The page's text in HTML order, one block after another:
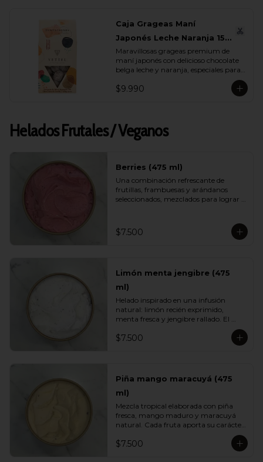
Caja Grageas Maní
Japonés Leche Naranja 150
Gramos
Maravillosas grageas premium de
maní japonés con delicioso chocolate
belga leche y naranja, especiales para
quieres.
$9.990
Helados Frutales / Veganos
Berries (475 ml)
Una combinación refrescante de
frutillas, frambuesas y arándanos
seleccionados, mezclados para lograr
textura ligera lo convierten en un
helado fresco, aromático y perfecto
$7.500
Limón menta jengibre (475
ml)
Helado inspirado en una infusión
natural: limón recién exprimido,
menta fresca y jengibre rallado. El
refrescante y ligeramente especiado,
$7.500
Piña mango maracuyá (475
ml)
Mezcla tropical elaborada con piña
fresca, mango maduro y maracuyá
natural. Cada fruta aporta su carácter:
dulzor, jugosidad y acidez vibrante. Un
helado ligero, muy refrescante y lleno
$7.500